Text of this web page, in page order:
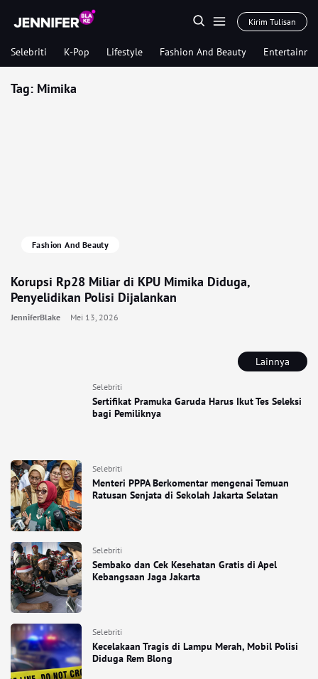
Kirim Tulisan
Selebriti K-Pop Lifestyle Fashion And Beauty
Lainnya
Selebriti
Sertifikat Pramuka Garuda Harus Ikut Tes Seleksi
bagi Pemiliknya
Selebriti
Menteri PPPA Berkomentar mengenai Temuan
Ratusan Senjata di Sekolah Jakarta Selatan
Selebriti
Sembako dan Cek Kesehatan Gratis di Apel
Kebangsaan Jaga Jakarta
Selebriti
Kecelakaan Tragis di Lampu Merah, Mobil Polisi
Diduga Rem Blong
Tag: Mimika
Fashion And Beauty
Korupsi Rp28 Miliar di KPU Mimika Diduga,
Penyelidikan Polisi Dijalankan
JenniferBlake Mei 13, 2026